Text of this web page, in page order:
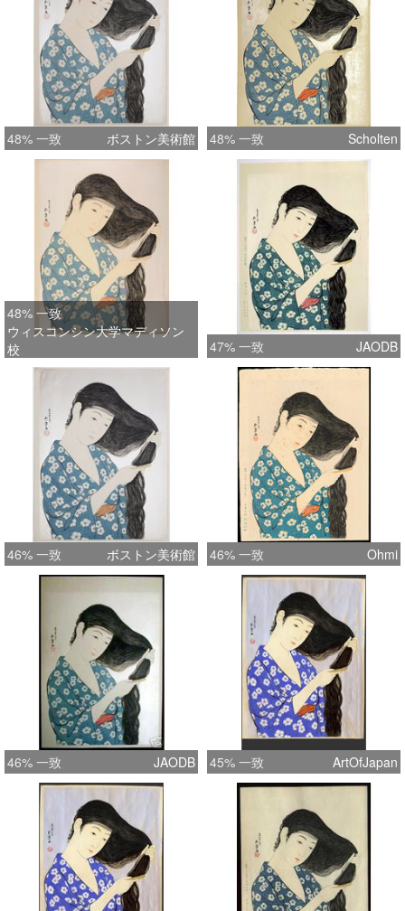
48% 一致 ボストン美術館 48% 一致 Scholten
48% 一致
ウィスコンシン大学マディソン
校
47% 一致 JAODB
46% 一致 ボストン美術館 46% 一致 Ohmi
46% 一致 JAODB 45% 一致 ArtOfJapan